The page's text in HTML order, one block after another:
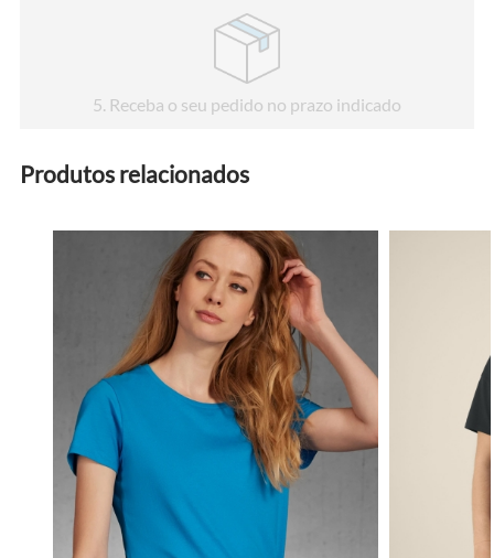
5 . Receba o seu pedido no prazo indicado
Produtos relacionados